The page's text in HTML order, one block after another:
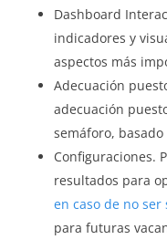
Dashboard
indicadores y
aspectos más
Adecuación
adecuación
semáforo,
Configuraciones.
resultados para
en caso de no ser
para futuras